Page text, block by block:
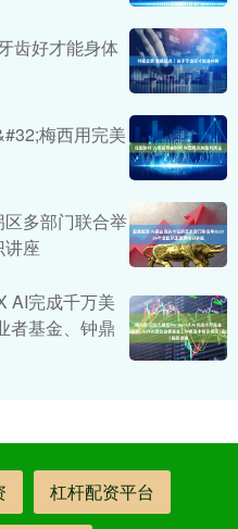
齿好才能身体
梅西用完美
多部门联合举
座
AI完成千万美
者基金、钟鼎
杠杆配资平台